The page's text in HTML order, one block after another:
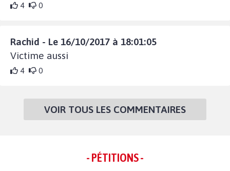
4 0
Rachid - Le 16/10/2017 à 18:01:05
Victime aussi
4 0
VOIR TOUS LES COMMENTAIRES
- PÉTITIONS -